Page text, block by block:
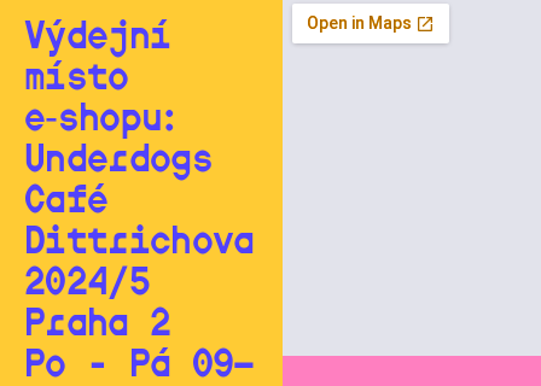
Výdejní
místo
e‑shopu:
Underdogs
Café
Dittrichova
2024/5
Praha 2
Po - Pá 09—